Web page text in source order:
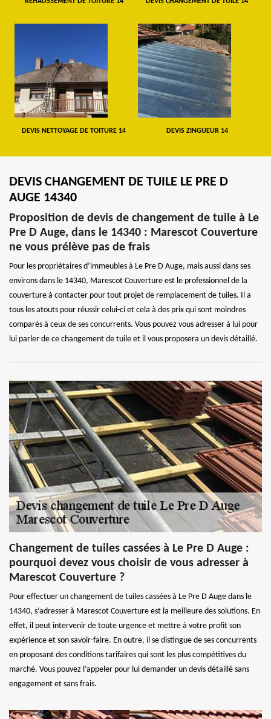
DEVIS NETTOYAGE DE TOITURE 14 DEVIS ZINGUEUR 14
DEVIS CHANGEMENT DE TUILE LE PRE D
AUGE 14340
Proposition de devis de changement de tuile à Le
Pre D Auge, dans le 14340 : Marescot Couverture
ne vous prélève pas de frais
Pour les propriétaires d’immeubles à Le Pre D Auge, mais aussi dans ses
environs dans le 14340, Marescot Couverture est le professionnel de la
couverture à contacter pour tout projet de remplacement de tuiles. Il a
tous les atouts pour réussir celui-ci et cela à des prix qui sont moindres
comparés à ceux de ses concurrents. Vous pouvez vous adresser à lui pour
lui parler de ce changement de tuile et il vous proposera un devis détaillé.
Changement de tuiles cassées à Le Pre D Auge :
pourquoi devez vous choisir de vous adresser à
Marescot Couverture ?
Pour effectuer un changement de tuiles cassées à Le Pre D Auge dans le
14340, s’adresser à Marescot Couverture est la meilleure des solutions. En
effet, il peut intervenir de toute urgence et mettre à votre profit son
expérience et son savoir-faire. En outre, il se distingue de ses concurrents
en proposant des conditions tarifaires qui sont les plus compétitives du
marché. Vous pouvez l’appeler pour lui demander un devis détaillé sans
engagement et sans frais.